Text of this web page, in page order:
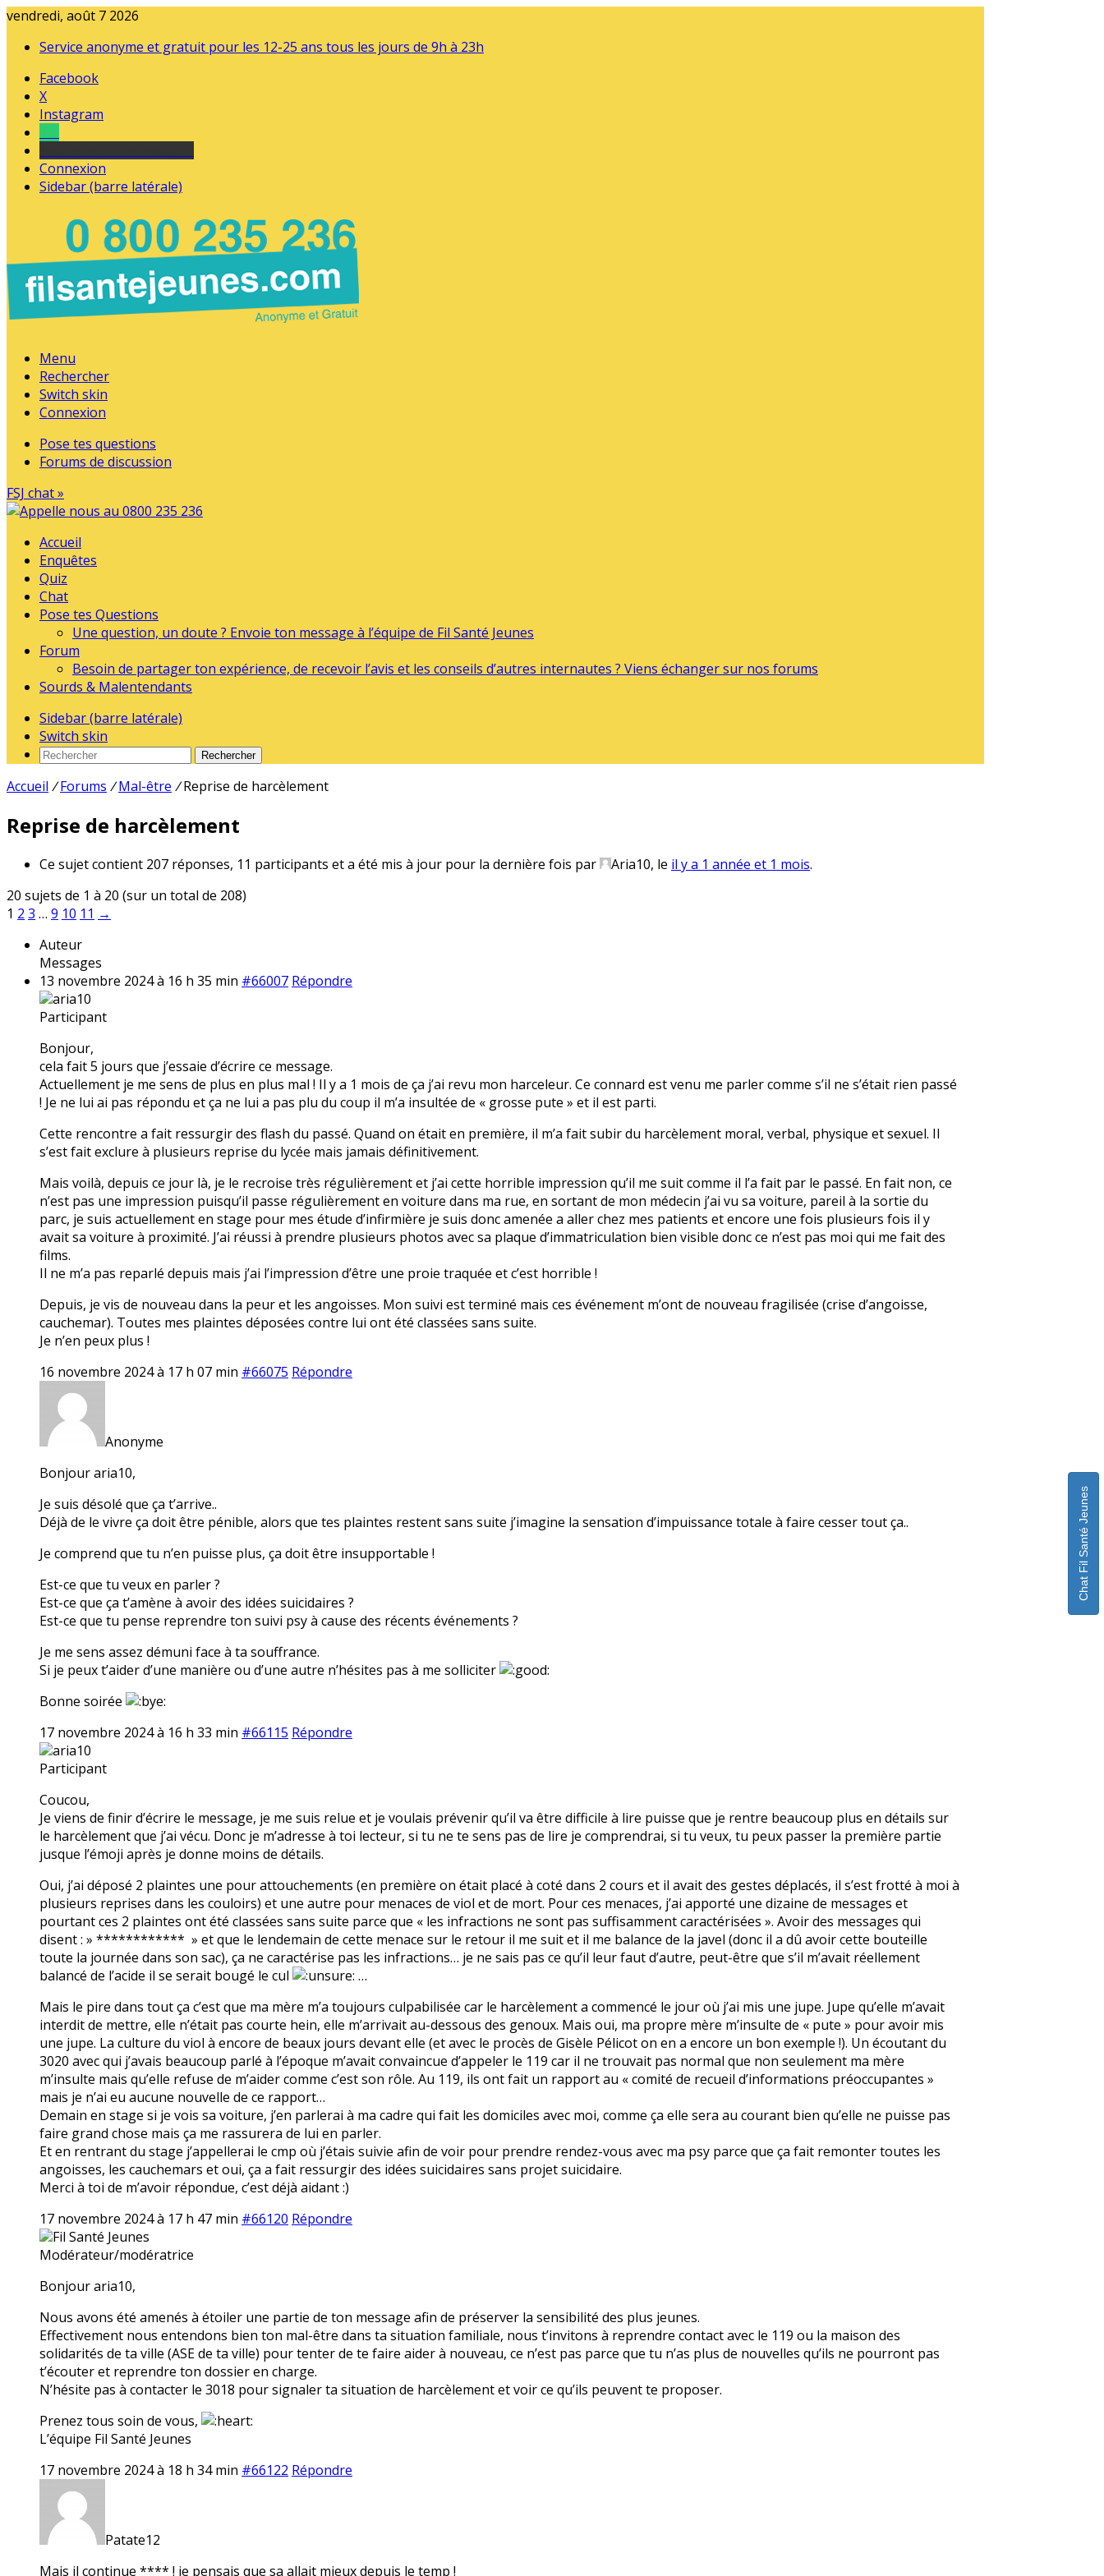
vendredi, août 7 2026
Service anonyme et gratuit pour les 12-25 ans tous les jours de 9h à 23h
Facebook
X
Instagram
Connexion
Sidebar (barre latérale)
Menu
Rechercher
Switch skin
Connexion
Pose tes questions
Forums de discussion
FSJ chat »
Accueil
Enquêtes
Quiz
Chat
Pose tes Questions
Une question, un doute ? Envoie ton message à l’équipe de Fil Santé Jeunes
Forum
Besoin de partager ton expérience, de recevoir l’avis et les conseils d’autres internautes ? Viens échanger sur nos forums
Sourds & Malentendants
Sidebar (barre latérale)
Switch skin
Rechercher
Accueil / Forums / Mal-être / Reprise de harcèlement
Reprise de harcèlement
Ce sujet contient 207 réponses, 11 participants et a été mis à jour pour la dernière fois par Aria10, le il y a 1 année et 1 mois.
20 sujets de 1 à 20 (sur un total de 208)
1 2 3 … 9 10 11 →
Auteur
Messages
13 novembre 2024 à 16 h 35 min #66007 Répondre
aria10
Participant
Bonjour,
cela fait 5 jours que j’essaie d’écrire ce message.
Actuellement je me sens de plus en plus mal ! Il y a 1 mois de ça j’ai revu mon harceleur. Ce connard est venu me parler comme s’il ne s’était rien passé
! Je ne lui ai pas répondu et ça ne lui a pas plu du coup il m’a insultée de « grosse pute » et il est parti.
Cette rencontre a fait ressurgir des flash du passé. Quand on était en première, il m’a fait subir du harcèlement moral, verbal, physique et sexuel. Il
s’est fait exclure à plusieurs reprise du lycée mais jamais définitivement.
Mais voilà, depuis ce jour là, je le recroise très régulièrement et j’ai cette horrible impression qu’il me suit comme il l’a fait par le passé. En fait non, ce
n’est pas une impression puisqu’il passe régulièrement en voiture dans ma rue, en sortant de mon médecin j’ai vu sa voiture, pareil à la sortie du
parc, je suis actuellement en stage pour mes étude d’infirmière je suis donc amenée a aller chez mes patients et encore une fois plusieurs fois il y
avait sa voiture à proximité. J’ai réussi à prendre plusieurs photos avec sa plaque d’immatriculation bien visible donc ce n’est pas moi qui me fait des
films.
Il ne m’a pas reparlé depuis mais j’ai l’impression d’être une proie traquée et c’est horrible !
Depuis, je vis de nouveau dans la peur et les angoisses. Mon suivi est terminé mais ces événement m’ont de nouveau fragilisée (crise d’angoisse,
cauchemar). Toutes mes plaintes déposées contre lui ont été classées sans suite.
Je n’en peux plus !
16 novembre 2024 à 17 h 07 min #66075 Répondre
Anonyme
Bonjour aria10,
Je suis désolé que ça t’arrive..
Déjà de le vivre ça doit être pénible, alors que tes plaintes restent sans suite j’imagine la sensation d’impuissance totale à faire cesser tout ça..
Je comprend que tu n’en puisse plus, ça doit être insupportable !
Est-ce que tu veux en parler ?
Est-ce que ça t’amène à avoir des idées suicidaires ?
Est-ce que tu pense reprendre ton suivi psy à cause des récents événements ?
Je me sens assez démuni face à ta souffrance.
Si je peux t’aider d’une manière ou d’une autre n’hésites pas à me solliciter
Bonne soirée
17 novembre 2024 à 16 h 33 min #66115 Répondre
aria10
Participant
Coucou,
Je viens de finir d’écrire le message, je me suis relue et je voulais prévenir qu’il va être difficile à lire puisse que je rentre beaucoup plus en détails sur
le harcèlement que j’ai vécu. Donc je m’adresse à toi lecteur, si tu ne te sens pas de lire je comprendrai, si tu veux, tu peux passer la première partie
jusque l’émoji après je donne moins de détails.
Oui, j’ai déposé 2 plaintes une pour attouchements (en première on était placé à coté dans 2 cours et il avait des gestes déplacés, il s’est frotté à moi à
plusieurs reprises dans les couloirs) et une autre pour menaces de viol et de mort. Pour ces menaces, j’ai apporté une dizaine de messages et
pourtant ces 2 plaintes ont été classées sans suite parce que « les infractions ne sont pas suffisamment caractérisées ». Avoir des messages qui
disent : » ************ » et que le lendemain de cette menace sur le retour il me suit et il me balance de la javel (donc il a dû avoir cette bouteille
toute la journée dans son sac), ça ne caractérise pas les infractions… je ne sais pas ce qu’il leur faut d’autre, peut-être que s’il m’avait réellement
balancé de l’acide il se serait bougé le cul
…
Mais le pire dans tout ça c’est que ma mère m’a toujours culpabilisée car le harcèlement a commencé le jour où j’ai mis une jupe. Jupe qu’elle m’avait
interdit de mettre, elle n’était pas courte hein, elle m’arrivait au-dessous des genoux. Mais oui, ma propre mère m’insulte de « pute » pour avoir mis
une jupe. La culture du viol à encore de beaux jours devant elle (et avec le procès de Gisèle Pélicot on en a encore un bon exemple !). Un écoutant du
3020 avec qui j’avais beaucoup parlé à l’époque m’avait convaincue d’appeler le 119 car il ne trouvait pas normal que non seulement ma mère
m’insulte mais qu’elle refuse de m’aider comme c’est son rôle. Au 119, ils ont fait un rapport au « comité de recueil d’informations préoccupantes »
mais je n’ai eu aucune nouvelle de ce rapport…
Demain en stage si je vois sa voiture, j’en parlerai à ma cadre qui fait les domiciles avec moi, comme ça elle sera au courant bien qu’elle ne puisse pas
faire grand chose mais ça me rassurera de lui en parler.
Et en rentrant du stage j’appellerai le cmp où j’étais suivie afin de voir pour prendre rendez-vous avec ma psy parce que ça fait remonter toutes les
angoisses, les cauchemars et oui, ça a fait ressurgir des idées suicidaires sans projet suicidaire.
Merci à toi de m’avoir répondue, c’est déjà aidant :)
17 novembre 2024 à 17 h 47 min #66120 Répondre
Fil Santé Jeunes
Modérateur/modératrice
Bonjour aria10,
Nous avons été amenés à étoiler une partie de ton message afin de préserver la sensibilité des plus jeunes.
Effectivement nous entendons bien ton mal-être dans ta situation familiale, nous t’invitons à reprendre contact avec le 119 ou la maison des
solidarités de ta ville (ASE de ta ville) pour tenter de te faire aider à nouveau, ce n’est pas parce que tu n’as plus de nouvelles qu’ils ne pourront pas
t’écouter et reprendre ton dossier en charge.
N’hésite pas à contacter le 3018 pour signaler ta situation de harcèlement et voir ce qu’ils peuvent te proposer.
Prenez tous soin de vous,
L’équipe Fil Santé Jeunes
17 novembre 2024 à 18 h 34 min #66122 Répondre
Patate12
Mais il continue **** ! je pensais que sa allait mieux depuis le temp !
Chat Fil Santé Jeunes